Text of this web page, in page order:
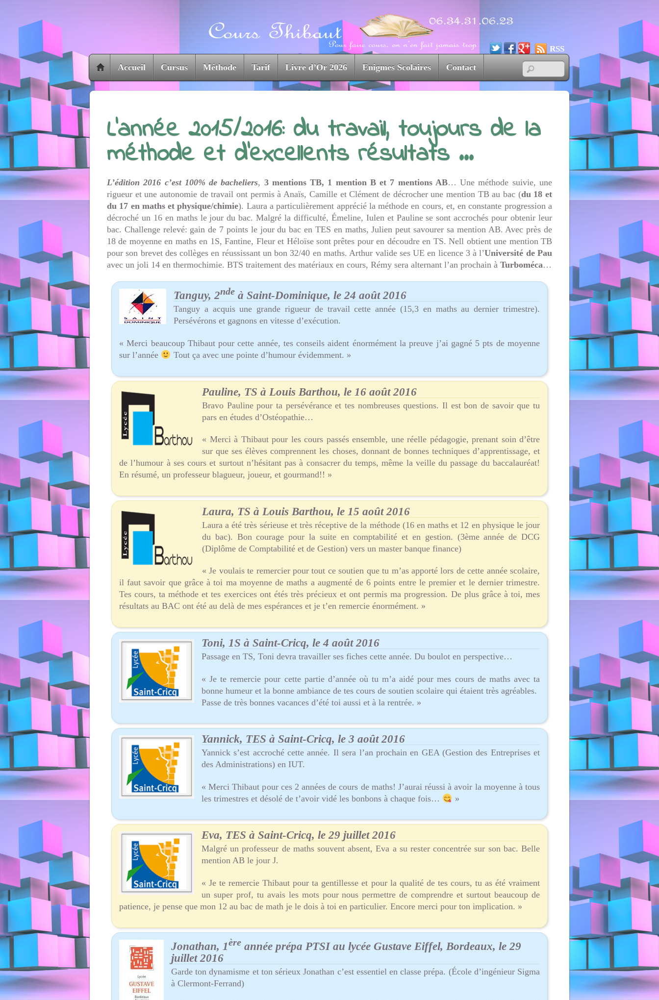
RSS
Accueil Cursus Méthode Tarif Livre d’Or 2026 Enigmes Scolaires Contact
L’année 2015/2016: du travail, toujours de la
méthode et d’excellents résultats …
L’édition 2016 c’est 100% de bacheliers, 3 mentions TB, 1 mention B et 7 mentions AB… Une méthode suivie, une
rigueur et une autonomie de travail ont permis à Anaïs, Camille et Clément de décrocher une mention TB au bac (du 18 et
du 17 en maths et physique/chimie). Laura a particulièrement apprécié la méthode en cours, et, en constante progression a
décroché un 16 en maths le jour du bac. Malgré la difficulté, Émeline, Iulen et Pauline se sont accrochés pour obtenir leur
bac. Challenge relevé: gain de 7 points le jour du bac en TES en maths, Julien peut savourer sa mention AB. Avec près de
18 de moyenne en maths en 1S, Fantine, Fleur et Héloïse sont prêtes pour en découdre en TS. Nell obtient une mention TB
pour son brevet des collèges en réussissant un bon 32/40 en maths. Arthur valide ses UE en licence 3 à l’Université de Pau
avec un joli 14 en thermochimie. BTS traitement des matériaux en cours, Rémy sera alternant l’an prochain à Turboméca…
Tanguy, 2nde à Saint-Dominique, le 24 août 2016
Tanguy a acquis une grande rigueur de travail cette année (15,3 en maths au dernier trimestre).
Persévérons et gagnons en vitesse d’exécution.
« Merci beaucoup Thibaut pour cette année, tes conseils aident énormément la preuve j’ai gagné 5 pts de moyenne
sur l’année
Tout ça avec une pointe d’humour évidemment. »
Pauline, TS à Louis Barthou, le 16 août 2016
Bravo Pauline pour ta persévérance et tes nombreuses questions. Il est bon de savoir que tu
pars en études d’Ostéopathie…
« Merci à Thibaut pour les cours passés ensemble, une réelle pédagogie, prenant soin d’être
sur que ses élèves comprennent les choses, donnant de bonnes techniques d’apprentissage, et
de l’humour à ses cours et surtout n’hésitant pas à consacrer du temps, même la veille du passage du baccalauréat!
En résumé, un professeur blagueur, joueur, et gourmand!! »
Laura, TS à Louis Barthou, le 15 août 2016
Laura a été très sérieuse et très réceptive de la méthode (16 en maths et 12 en physique le jour
du bac). Bon courage pour la suite en comptabilité et en gestion. (3ème année de DCG
(Diplôme de Comptabilité et de Gestion) vers un master banque finance)
« Je voulais te remercier pour tout ce soutien que tu m’as apporté lors de cette année scolaire,
il faut savoir que grâce à toi ma moyenne de maths a augmenté de 6 points entre le premier et le dernier trimestre.
Tes cours, ta méthode et tes exercices ont étés très précieux et ont permis ma progression. De plus grâce à toi, mes
résultats au BAC ont été au delà de mes espérances et je t’en remercie énormément. »
Toni, 1S à Saint-Cricq, le 4 août 2016
Passage en TS, Toni devra travailler ses fiches cette année. Du boulot en perspective…
« Je te remercie pour cette partie d’année où tu m’a aidé pour mes cours de maths avec ta
bonne humeur et la bonne ambiance de tes cours de soutien scolaire qui étaient très agréables.
Passe de très bonnes vacances d’été toi aussi et à la rentrée. »
Yannick, TES à Saint-Cricq, le 3 août 2016
Yannick s’est accroché cette année. Il sera l’an prochain en GEA (Gestion des Entreprises et
des Administrations) en IUT.
« Merci Thibaut pour ces 2 années de cours de maths! J’aurai réussi à avoir la moyenne à tous
les trimestres et désolé de t’avoir vidé les bonbons à chaque fois…
»
Eva, TES à Saint-Cricq, le 29 juillet 2016
Malgré un professeur de maths souvent absent, Eva a su rester concentrée sur son bac. Belle
mention AB le jour J.
« Je te remercie Thibaut pour ta gentillesse et pour la qualité de tes cours, tu as été vraiment
un super prof, tu avais les mots pour nous permettre de comprendre et surtout beaucoup de
patience, je pense que mon 12 au bac de math je le dois à toi en particulier. Encore merci pour ton implication. »
Jonathan, 1ère année prépa PTSI au lycée Gustave Eiffel, Bordeaux, le 29
juillet 2016
Garde ton dynamisme et ton sérieux Jonathan c’est essentiel en classe prépa. (École d’ingénieur Sigma
à Clermont-Ferrand)